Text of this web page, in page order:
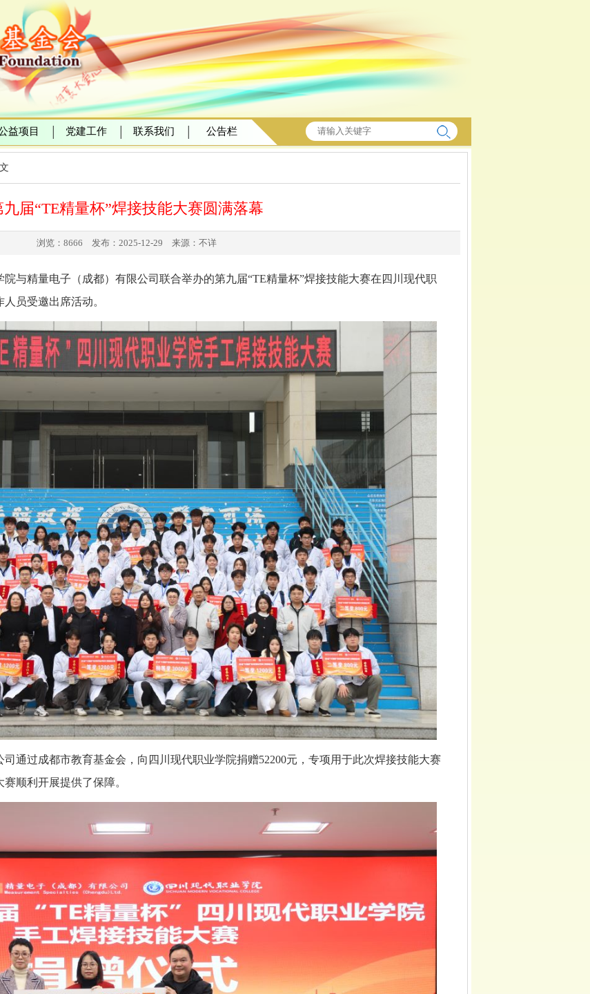
益项目 党建工作 联系我们 公告栏
九届“TE精量杯”焊接技能大赛圆满落幕
浏览：8666 发布：2025-12-29 来源：不详
院与精量电子（成都）有限公司联合举办的第九届“TE精量杯”焊接技能大赛在四川现代职
员受邀出席活动。
通过成都市教育基金会，向四川现代职业学院捐赠52200元，专项用于此次焊接技能大赛
顺利开展提供了保障。